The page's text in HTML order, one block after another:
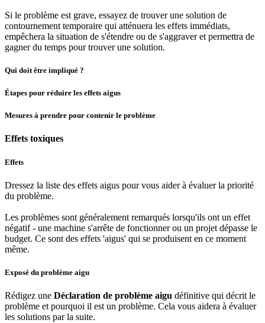
Si le problème est grave, essayez de trouver une solution de
contournement temporaire qui atténuera les effets immédiats,
empêchera la situation de s'étendre ou de s'aggraver et permettra de
gagner du temps pour trouver une solution.
Qui doit être impliqué ?
Étapes pour réduire les effets aigus
Mesures à prendre pour contenir le problème
Effets toxiques
Effets
Dressez la liste des effets aigus pour vous aider à évaluer la priorité
du problème.
Les problèmes sont généralement remarqués lorsqu'ils ont un effet
négatif - une machine s'arrête de fonctionner ou un projet dépasse le
budget. Ce sont des effets 'aigus' qui se produisent en ce moment
même.
Exposé du problème aigu
Rédigez une Déclaration de problème aigu définitive qui décrit le
problème et pourquoi il est un problème. Cela vous aidera à évaluer
les solutions par la suite.